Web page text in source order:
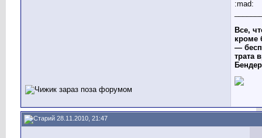
:mad:
Все,
кроме
—
трата
28.11.2010, 21:47